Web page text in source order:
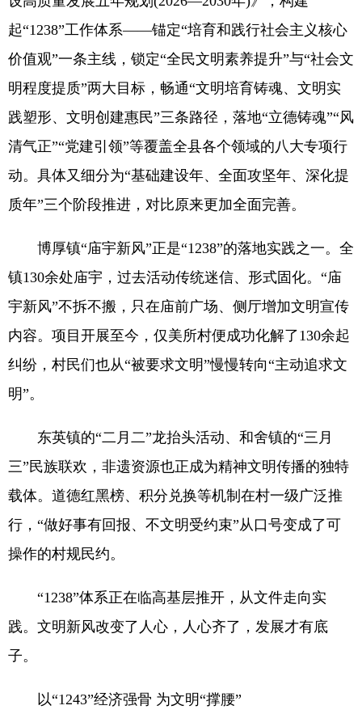
起“1238”工作体系——锚定“培育和践行社会主义核心
价值观”一条主线，锁定“全民文明素养提升”与“社会文
明程度提质”两大目标，畅通“文明培育铸魂、文明实
践塑形、文明创建惠民”三条路径，落地“立德铸魂”“风
清气正”“党建引领”等覆盖全县各个领域的八大专项行
动。具体又细分为“基础建设年、全面攻坚年、深化提
质年”三个阶段推进，对比原来更加全面完善。
博厚镇“庙宇新风”正是“1238”的落地实践之一。全
镇130余处庙宇，过去活动传统迷信、形式固化。“庙
宇新风”不拆不搬，只在庙前广场、侧厅增加文明宣传
内容。项目开展至今，仅美所村便成功化解了130余起
纠纷，村民们也从“被要求文明”慢慢转向“主动追求文
明”。
东英镇的“二月二”龙抬头活动、和舍镇的“三月
三”民族联欢，非遗资源也正成为精神文明传播的独特
载体。道德红黑榜、积分兑换等机制在村一级广泛推
行，“做好事有回报、不文明受约束”从口号变成了可
操作的村规民约。
“1238”体系正在临高基层推开，从文件走向实
践。文明新风改变了人心，人心齐了，发展才有底
子。
以“1243”经济强骨 为文明“撑腰”